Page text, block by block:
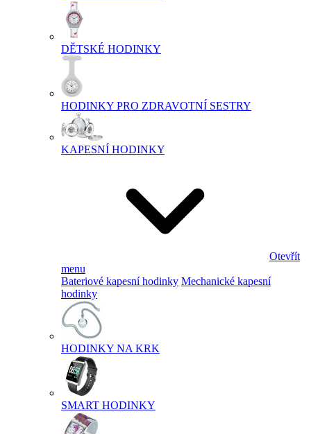
DĚTSKÉ HODINKY
HODINKY PRO ZDRAVOTNÍ SESTRY
KAPESNÍ HODINKY
Otevřít
menu
Bateriové kapesní hodinky Mechanické kapesní
hodinky
HODINKY NA KRK
SMART HODINKY